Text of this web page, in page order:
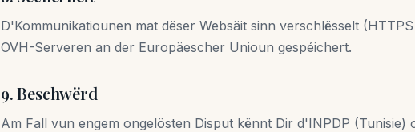
D'Kommunikatiounen mat dëser Websäit sinn verschlësselt
OVH-Serveren an der Europäescher Unioun gespéichert.
9. Beschwërd
Am Fall vun engem ongelösten Disput kënnt Dir d'INPDP (Tunisie)